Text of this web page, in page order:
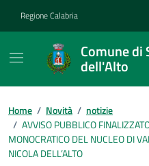
Regione Calabria
Comune di
dell'Alto
Home / Novità / notizie
/ AVVISO PUBBLICO
MONOCRATICO DEL NUCLEO DI
NICOLA DELL’ALTO